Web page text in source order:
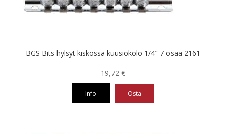
BGS Bits hylsyt kiskossa kuusiokolo 1/4″ 7 osaa 2161
19,72 €
Info Osta